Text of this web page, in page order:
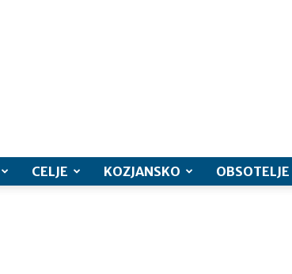
CELJE KOZJANSKO OBSOTELJE